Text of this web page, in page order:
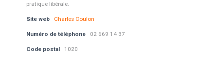
pratique libérale.
Site web Charles Coulon
Numéro de téléphone 02 669 14 37
Code postal 1020